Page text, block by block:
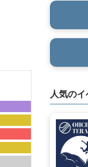
人気のイ